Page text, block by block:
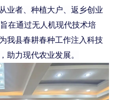
业者、种植大户、返乡创业
旨在通过无人机现代技术培
我县春耕春种工作注入科技
助力现代农业发展。